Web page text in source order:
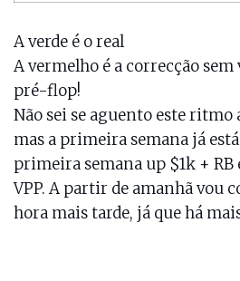
A verde é o real
A vermelho é a correcção
pré-flop!
Não sei se aguento este ritmo
mas a primeira semana já
primeira semana up $1k + RB
VPP. A partir de amanhã vou
hora mais tarde, já que há